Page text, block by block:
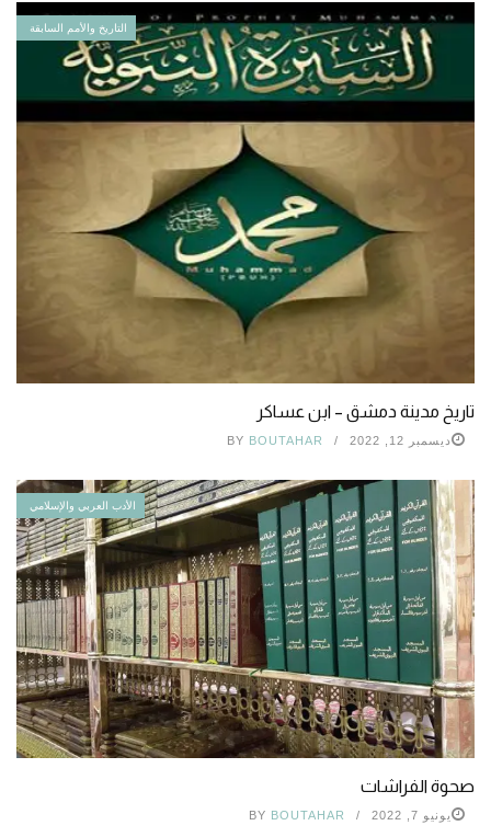
التاريخ والأمم السابقة
تاريخ مدينة دمشق – ابن عساكر
ديسمبر 12, 2022 BY BOUTAHAR
الأدب العربي والإسلامي
صحوة الفراشات
يونيو 7, 2022 BY BOUTAHAR